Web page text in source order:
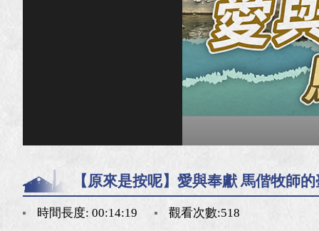
【原來是按呢】愛與奉獻 馬偕牧師
時間長度: 00:14:19 觀看次數:518